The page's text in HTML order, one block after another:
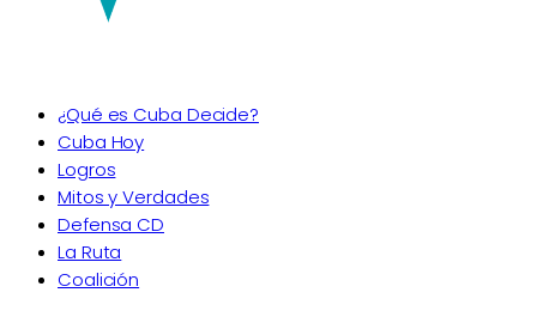
¿Qué es Cuba Decide?
Cuba Hoy
Logros
Mitos y Verdades
Defensa CD
La Ruta
Coalición